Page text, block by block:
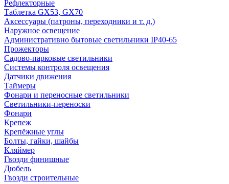
Рефлекторные
Таблетка GX53, GX70
Аксессуары (патроны, переходники и т. д.)
Наружное освещение
Административно бытовые светильники IP40-65
Прожекторы
Садово-парковые светильники
Системы контроля освещения
Датчики движения
Таймеры
Фонари и переносные светильники
Светильники-переноски
Фонари
Крепеж
Крепёжные углы
Болты, гайки, шайбы
Кляймер
Гвозди финишные
Дюбель
Гвозди строительные